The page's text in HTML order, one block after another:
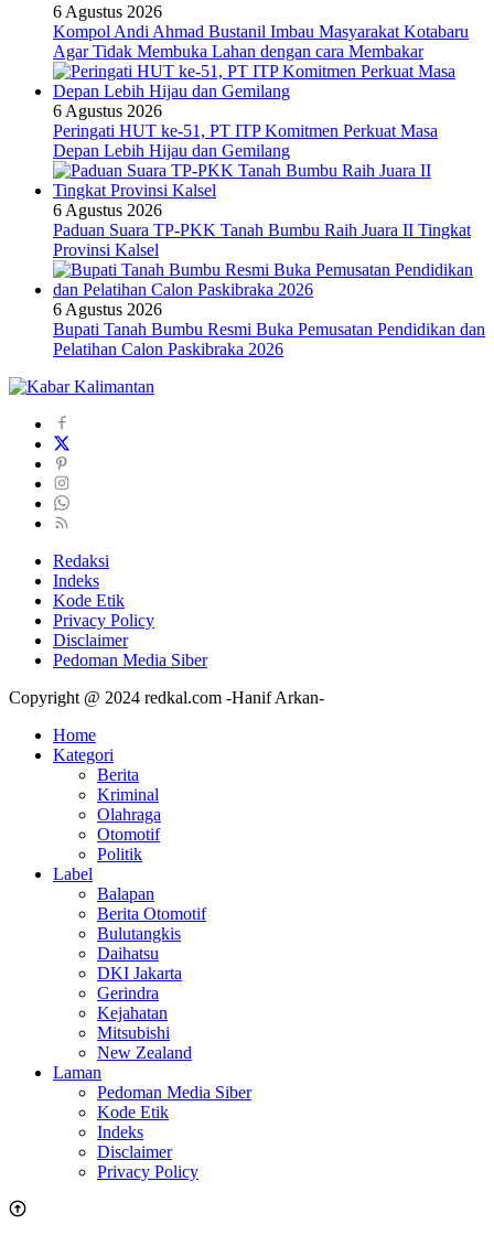
6 Agustus 2026
Kompol Andi Ahmad Bustanil Imbau Masyarakat Kotabaru
Agar Tidak Membuka Lahan dengan cara Membakar
6 Agustus 2026
Peringati HUT ke-51, PT ITP Komitmen Perkuat Masa
Depan Lebih Hijau dan Gemilang
6 Agustus 2026
Paduan Suara TP-PKK Tanah Bumbu Raih Juara II Tingkat
Provinsi Kalsel
6 Agustus 2026
Bupati Tanah Bumbu Resmi Buka Pemusatan Pendidikan dan
Pelatihan Calon Paskibraka 2026
Redaksi
Indeks
Kode Etik
Privacy Policy
Disclaimer
Pedoman Media Siber
Copyright @ 2024 redkal.com -Hanif Arkan-
Home
Kategori
Berita
Kriminal
Olahraga
Otomotif
Politik
Label
Balapan
Berita Otomotif
Bulutangkis
Daihatsu
DKI Jakarta
Gerindra
Kejahatan
Mitsubishi
New Zealand
Laman
Pedoman Media Siber
Kode Etik
Indeks
Disclaimer
Privacy Policy